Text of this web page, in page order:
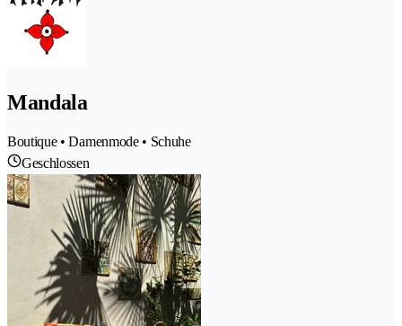
Mandala
Boutique • Damenmode • Schuhe
Geschlossen